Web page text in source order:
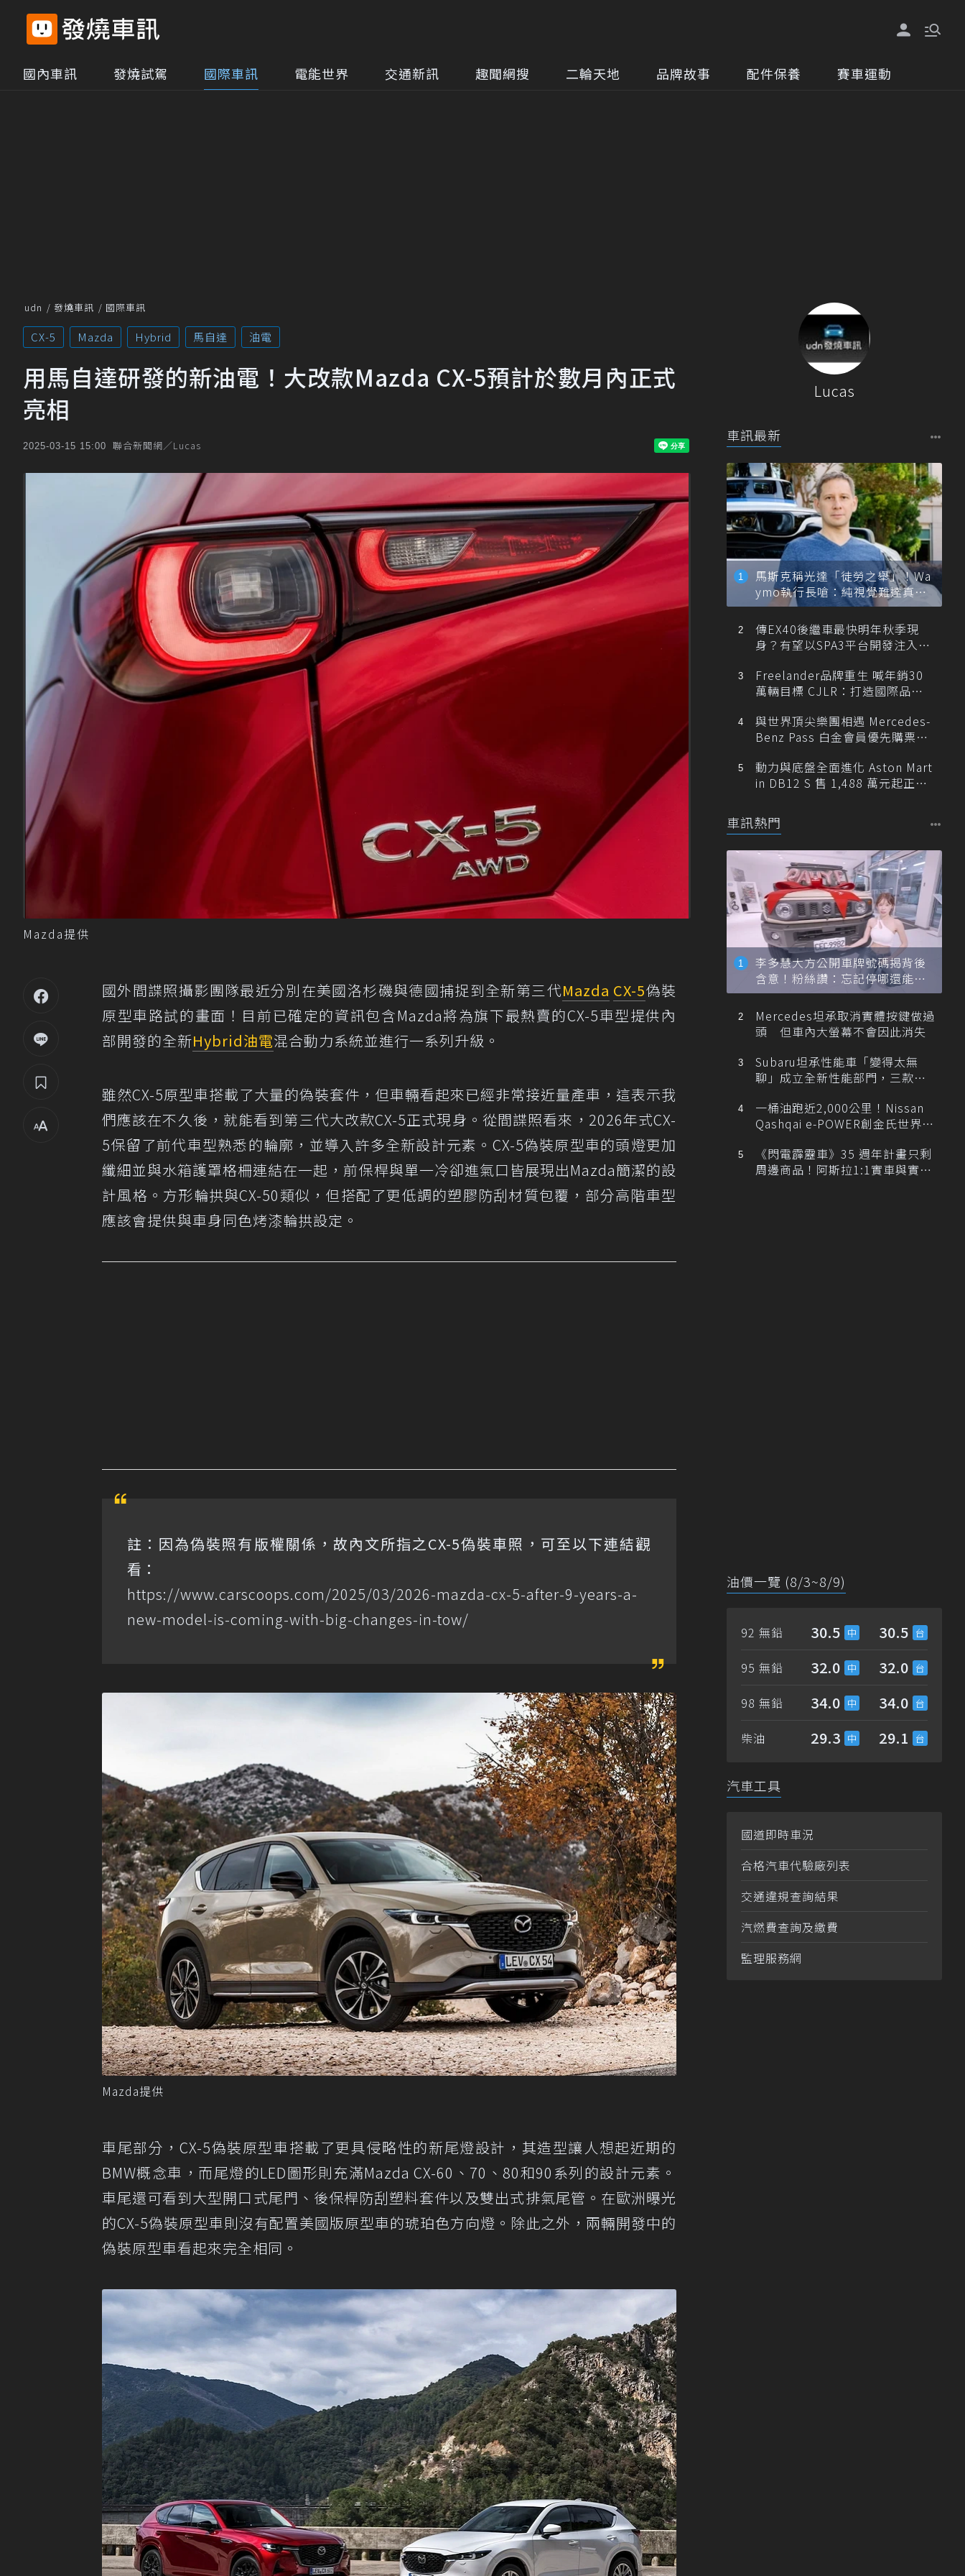
國內車訊 發燒試駕 國際車訊 電能世界 交通新訊 趣聞網搜 二輪天地 品牌故事 配件保養 賽車運動
udn 發燒車訊 國際車訊
CX-5 Mazda Hybrid 馬自達 油電
用馬自達研發的新油電！大改款Mazda CX-5預計於數月內正式
亮相
2025-03-15 15:00 聯合新聞網／Lucas
Mazda提供
國外間諜照攝影團隊最近分別在美國洛杉磯與德國捕捉到全新第三代Mazda CX-5偽裝
原型車路試的畫面！目前已確定的資訊包含Mazda將為旗下最熱賣的CX-5車型提供內
部開發的全新Hybrid油電混合動力系統並進行一系列升級。
雖然CX-5原型車搭載了大量的偽裝套件，但車輛看起來已經非常接近量產車，這表示我
們應該在不久後，就能看到第三代大改款CX-5正式現身。從間諜照看來，2026年式CX-
5保留了前代車型熟悉的輪廓，並導入許多全新設計元素。CX-5偽裝原型車的頭燈更加
纖細並與水箱護罩格柵連結在一起，前保桿與單一冷卻進氣口皆展現出Mazda簡潔的設
計風格。方形輪拱與CX-50類似，但搭配了更低調的塑膠防刮材質包覆，部分高階車型
應該會提供與車身同色烤漆輪拱設定。
註：因為偽裝照有版權關係，故內文所指之CX-5偽裝車照，可至以下連結觀
看：
https://www.carscoops.com/2025/03/2026-mazda-cx-5-after-9-years-a-
new-model-is-coming-with-big-changes-in-tow/
Mazda提供
車尾部分，CX-5偽裝原型車搭載了更具侵略性的新尾燈設計，其造型讓人想起近期的
BMW概念車，而尾燈的LED圖形則充滿Mazda CX-60、70、80和90系列的設計元素。
車尾還可看到大型開口式尾門、後保桿防刮塑料套件以及雙出式排氣尾管。在歐洲曝光
的CX-5偽裝原型車則沒有配置美國版原型車的琥珀色方向燈。除此之外，兩輛開發中的
偽裝原型車看起來完全相同。
Lucas
車訊最新
馬斯克稱光達「徒勞之舉」！Wa
ymo執行長嗆：純視覺難達真正
自動駕駛
傳EX40後繼車最快明年秋季現
身？有望以SPA3平台開發注入80
Freelander品牌重生 喊年銷30
萬輛目標 CJLR：打造國際品牌
與世界頂尖樂團相遇 Mercedes-
Benz Pass 白金會員優先購票維
動力與底盤全面進化 Aston Mart
in DB12 S 售 1,488 萬元起正式
車訊熱門
李多慧大方公開車牌號碼揭背後
含意！粉絲讚：忘記停哪還能幫
忙找車
Mercedes坦承取消實體按鍵做過
頭 但車內大螢幕不會因此消失
Subaru坦承性能車「變得太無
聊」成立全新性能部門，三款手
一桶油跑近2,000公里！Nissan
Qashqai e-POWER創金氏世界紀
《閃電霹靂車》35 週年計畫只剩
周邊商品！阿斯拉1:1實車與實體
油價一覽 (8/3~8/9)
92 無鉛 30.5 30.5
95 無鉛 32.0 32.0
98 無鉛 34.0 34.0
柴油 29.3 29.1
汽車工具
國道即時車況
合格汽車代驗廠列表
交通違規查詢結果
汽燃費查詢及繳費
監理服務網